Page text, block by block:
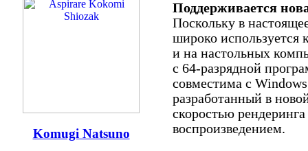
Komugi Natsuno
Поддерживается
Поскольку в
широко используется
и на настольных
с 64-разрядной
совместима с
разработанный в
скоростью
воспроизведением.